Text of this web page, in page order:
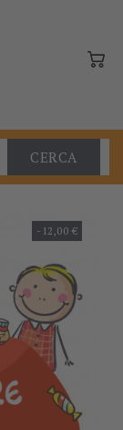
CERCA
-12,00 €